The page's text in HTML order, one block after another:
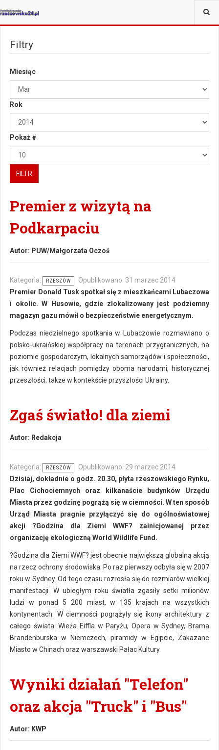
JESTEŚ TUTAJ:
Filtry
Miesiąc
Rok
Pokaż #
FILTR
Premier z wizytą na
Podkarpaciu
Autor: PUW/Małgorzata Oczoś
Kategoria: RZESZÓW
Opublikowano: 31 marzec 2014
Premier Donald Tusk spotkał się z mieszkańcami Lubaczowa
i okolic. W Husowie, gdzie zlokalizowany jest podziemny
magazyn gazu mówił o bezpieczeństwie energetycznym.
Podczas niedzielnego spotkania w Lubaczowie rozmawiano o
polsko-ukraińskiej współpracy na terenach przygranicznych, na
poziomie gospodarczym, lokalnych samorządów i społeczności,
jak również relacjach pomiędzy oboma narodami, historycznej
przeszłości, także w kontekście przyszłości Ukrainy.
Zgaś światło! dla ziemi
Autor: Redakcja
Kategoria: RZESZÓW
Opublikowano: 29 marzec 2014
Dzisiaj, dokładnie o godz. 20.30, płyta rzeszowskiego Rynku,
Plac Cichociemnych oraz kilkanaście budynków Urzędu
Miasta przez godzinę pogrążą się w ciemności. W ten sposób
Urząd Miasta pragnie przyłączyć się do ogólnoświatowej
akcji ?Godzina dla Ziemi WWF? zainicjowanej przez
organizację ekologiczną World Wildlife Fund.
?Godzina dla Ziemi WWF? jest obecnie największą globalną akcją
na rzecz ochrony środowiska. Po raz pierwszy odbyła się w 2007
roku w Sydney. Od tego czasu rozrosła się do rozmiarów wielkiej
manifestacji. W ubiegłym roku światła zgasiły setki milionów
ludzi w ponad 5 200 miast, w 135 krajach na wszystkich
kontynentach. W ciemności pogrążyły się ikony architektury z
całego świata: Wieża Eiffla w Paryżu, Opera w Sydney, Brama
Brandenburska w Niemczech, piramidy w Egipcie, Zakazane
Miasto w Chinach oraz warszawski Pałac Kultury.
Wyniki działań "Telefon"
oraz akcja "Truck" i "Bus"
Autor: KWP